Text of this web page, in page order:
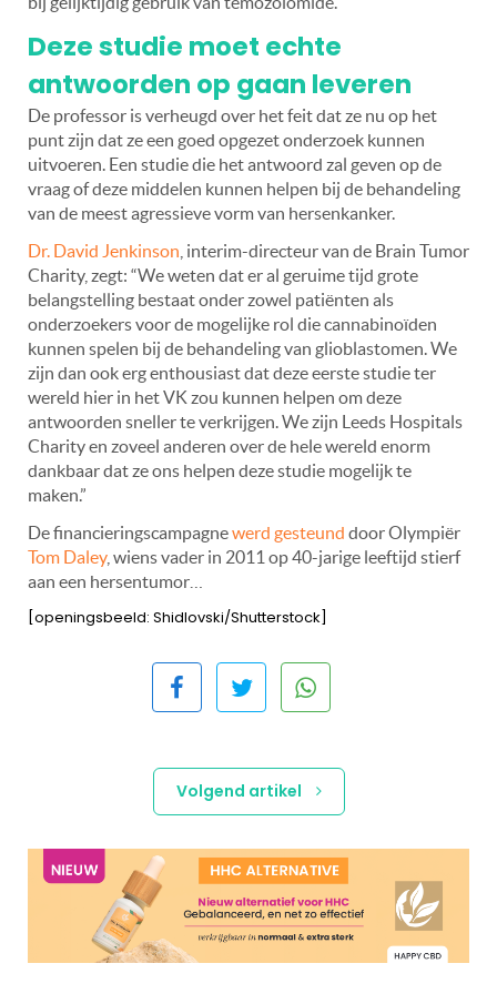
Deze studie moet echte
antwoorden op gaan leveren
De professor is verheugd over het feit dat ze nu op het
punt zijn dat ze een goed opgezet onderzoek kunnen
uitvoeren. Een studie die het antwoord zal geven op de
vraag of deze middelen kunnen helpen bij de behandeling
van de meest agressieve vorm van hersenkanker.
Dr. David Jenkinson , interim-directeur van de Brain Tumor
Charity, zegt: “We weten dat er al geruime tijd grote
belangstelling bestaat onder zowel patiënten als
onderzoekers voor de mogelijke rol die cannabinoïden
kunnen spelen bij de behandeling van glioblastomen. We
zijn dan ook erg enthousiast dat deze eerste studie ter
wereld hier in het VK zou kunnen helpen om deze
antwoorden sneller te verkrijgen. We zijn Leeds Hospitals
Charity en zoveel anderen over de hele wereld enorm
dankbaar dat ze ons helpen deze studie mogelijk te
maken.”
De financieringscampagnewerd gesteund doorOlympiër
Tom Daley, wiens vader in 2011 op 40-jarige leeftijd stierf
aan een hersentumor…
[openingsbeeld: Shidlovski/Shutterstock]
Volgend artikel